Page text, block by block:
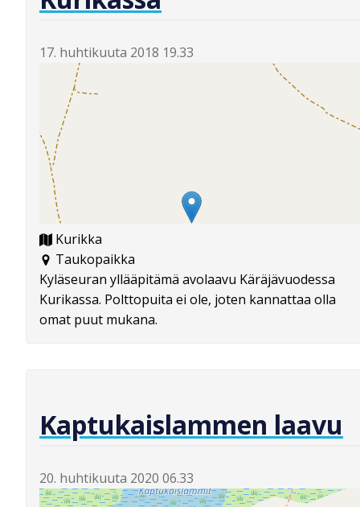
17. huhtikuuta 2018 19.33
Kurikka
Taukopaikka
Kyläseuran yllääpitämä avolaavu Käräjävuodessa
Kurikassa. Polttopuita ei ole, joten kannattaa olla
omat puut mukana.
Kaptukaislammen laavu
20. huhtikuuta 2020 06.33